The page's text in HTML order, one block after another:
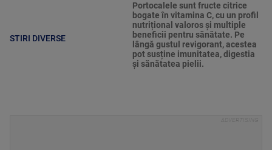
STIRI DIVERSE
Portocalele sunt fructe citrice
bogate în vitamina C, cu un profil
nutrițional valoros și multiple
beneficii pentru sănătate. Pe
lângă gustul revigorant, acestea
pot susține imunitatea, digestia
și sănătatea pielii.